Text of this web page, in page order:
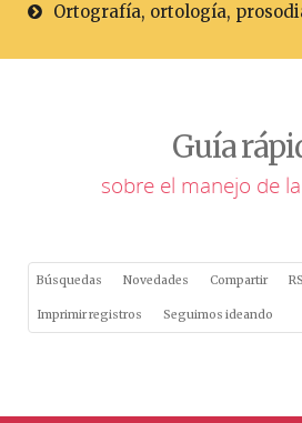
Ortografía, ortología,
Guía
sobre el manejo de
Búsquedas Novedades Compartir
Imprimir registros Seguimos ideando